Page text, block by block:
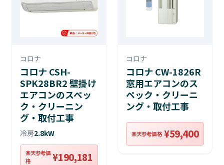
コロナ
コロナ CSH-
SPK28BR2 壁掛け
エアコンのスペッ
ク・クリーニン
グ・取付工事
冷房2.8kW
楽天参考価
格
¥190,181
コロナ
コロナ CW-1826R
窓用エアコンのス
ペック・クリーニ
ング・取付工事
楽天参考価格 ¥59,400